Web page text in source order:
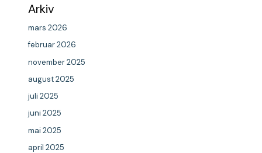
Arkiv
mars 2026
februar 2026
november 2025
august 2025
juli 2025
juni 2025
mai 2025
april 2025